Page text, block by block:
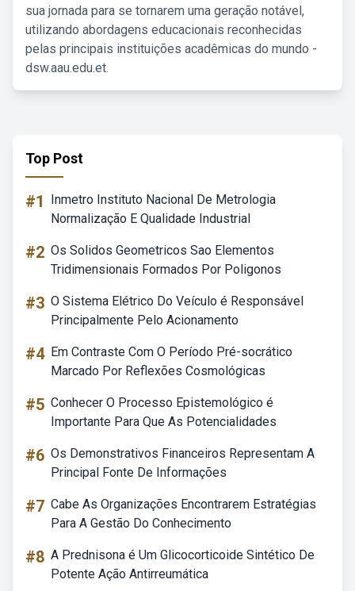
sua jornada para se tornarem uma geração notável,
utilizando abordagens educacionais reconhecidas
pelas principais instituições acadêmicas do mundo -
dsw.aau.edu.et.
Top Post
#1
Inmetro Instituto Nacional De Metrologia
Normalização E Qualidade Industrial
#2 Os Solidos Geometricos Sao Elementos
Tridimensionais Formados Por Poligonos
#3 O Sistema Elétrico Do Veículo é Responsável
Principalmente Pelo Acionamento
#4 Em Contraste Com O Período Pré-socrático
Marcado Por Reflexões Cosmológicas
#5 Conhecer O Processo Epistemológico é
Importante Para Que As Potencialidades
#6 Os Demonstrativos Financeiros Representam A
Principal Fonte De Informações
#7 Cabe As Organizações Encontrarem Estratégias
Para A Gestão Do Conhecimento
#8 A Prednisona é Um Glicocorticoide Sintético De
Potente Ação Antirreumática